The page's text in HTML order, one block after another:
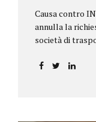
Causa contro
annulla la
società di